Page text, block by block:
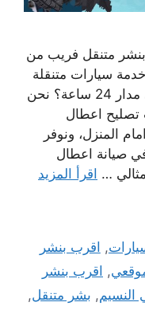
متنقل فريب من
سيارات متنقلة
بالنسيم يصل اليك اينما كنت وعلى مدار 24 ساعة؟ نحن
تصليح اعطال
المنزل، ونوفر
صيانة اعطال
… اقرأ المزيد
, اقرب بنشر
, اقرب بنشر
النسيم, بشر متنقل,